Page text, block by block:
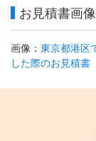
お見積書画像
画像： 東京都港区
した際のお見積書